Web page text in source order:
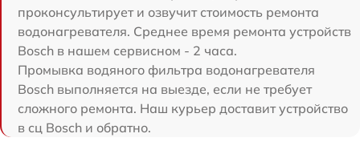
проконсультирует и озвучит стоимость ремонта
водонагревателя. Среднее время ремонта устройств
Bosch в нашем сервисном - 2 часа.
Промывка водяного фильтра водонагревателя
Bosch выполняется на выезде, если не требует
сложного ремонта. Наш курьер доставит устройство
в сц Bosch и обратно.